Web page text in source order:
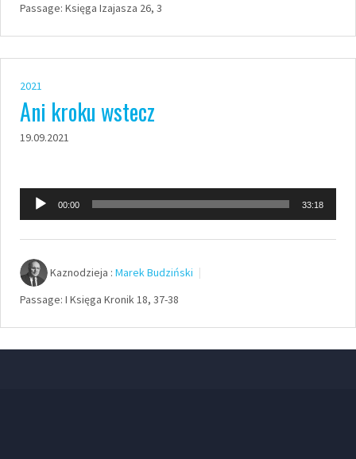
Passage: Księga Izajasza 26, 3
2021
Ani kroku wstecz
19.09.2021
Odtwarzacz
plików
dźwiękowych
00:00 33:18
Kaznodzieja : Marek Budziński
Passage: I Księga Kronik 18, 37-38